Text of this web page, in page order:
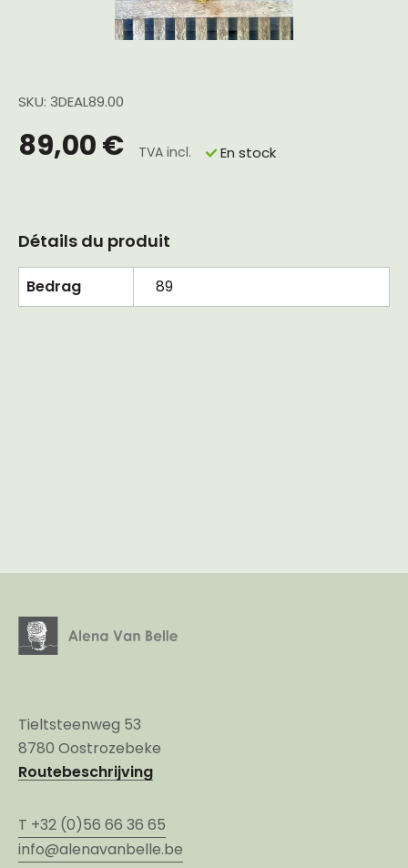
SKU: 3DEAL89.00
89,00 € TVA incl. En stock
Détails du produit
Bedrag 89
Tieltsteenweg 53
8780 Oostrozebeke
Routebeschrijving
T +32 (0)56 66 36 65
info@alenavanbelle.be